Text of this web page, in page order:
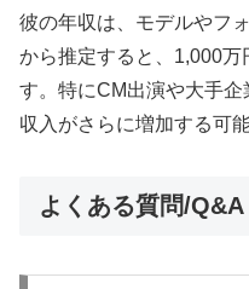
彼の年収は、モデルやフ
から推定すると、1,000万
す。特にCM出演や大手
収入がさらに増加する可
よくある質問/Q&A